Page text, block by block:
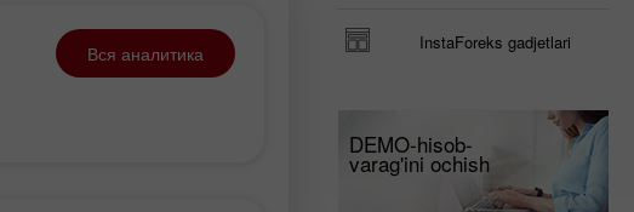
Вся аналитика InstaForeks gadjetlari
DEMO-hisob-
varag'ini ochish